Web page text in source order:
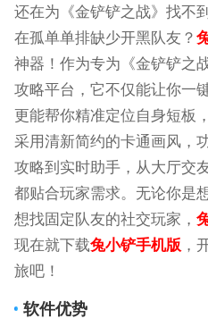
还在为《金铲铲之战》找不
在孤单单排缺少开黑队友？
神器！作为专为《金铲铲之
攻略平台，它不仅能让你一
更能帮你精准定位自身短板
采用清新简约的卡通画风，
攻略到实时助手，从大厅交
都贴合玩家需求。无论你是
想找固定队友的社交玩家，
现在就下载兔小铲手机版 ，
旅吧！
软件优势